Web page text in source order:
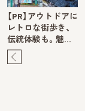
【PR】アウトドアに
レトロな街歩き、
伝統体験も。魅…